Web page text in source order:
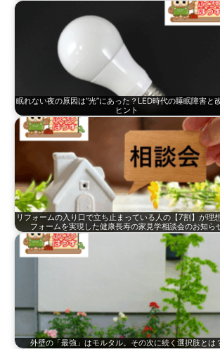
眠れない夜の原因は“光”にあった？LED時代の睡眠障害と
ヒント
リフォームの入り口で立ち止まっている人の【7割】が理
フォームを実現した健康長寿の家見学相談会のお知ら
外壁の「最強」はモルタル。その次に続く選択肢とは